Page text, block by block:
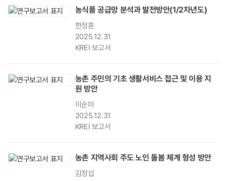
농식품 공급망 분석과 발전방안(1/2차년도)
한정훈
2025.12.31
KREI 보고서
농촌 주민의 기초 생활서비스 접근 및 이용 지
원 방안
이순미
2025.12.31
KREI 보고서
농촌 지역사회 주도 노인 돌봄 체계 형성 방안
김정섭